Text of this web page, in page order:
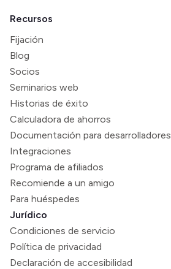
Recursos
Fijación
Blog
Socios
Seminarios web
Historias de éxito
Calculadora de ahorros
Documentación para desarrolladores
Integraciones
Programa de afiliados
Recomiende a un amigo
Para huéspedes
Jurídico
Condiciones de servicio
Política de privacidad
Declaración de accesibilidad